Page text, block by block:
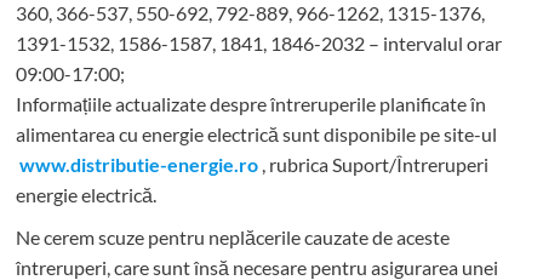
360, 366-537, 550-692, 792-889, 966-1262, 1315-1376,
1391-1532, 1586-1587, 1841, 1846-2032 – intervalul orar
09:00-17:00;
Informațiile actualizate despre întreruperile planificate în
alimentarea cu energie electrică sunt disponibile pe site-ul
www.distributie-energie.ro , rubrica Suport/Întreruperi
energie electrică.
Ne cerem scuze pentru neplăcerile cauzate de aceste
întreruperi, care sunt însă necesare pentru asigurarea unei